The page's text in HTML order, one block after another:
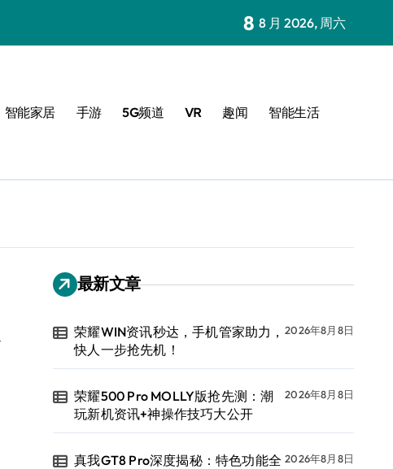
8 8 月 2026, 周六
智能家居 手游 5G频道 VR 趣闻 智能生活
最新文章
荣耀WIN资讯秒达，手机管家助力，
快人一步抢先机！
2026年8月8日
荣耀500 Pro MOLLY版抢先测：潮
玩新机资讯+神操作技巧大公开
2026年8月8日
真我GT8 Pro深度揭秘：特色功能全 2026年8月8日